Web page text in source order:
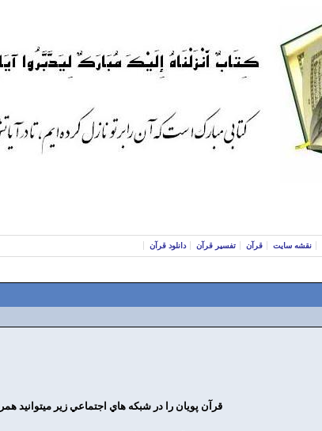
نقشه سایت قرآن تفسیر قرآن دانلود قرآن
قرآن پويان را در شبكه هاي اجتماعي زير ميتوانيد